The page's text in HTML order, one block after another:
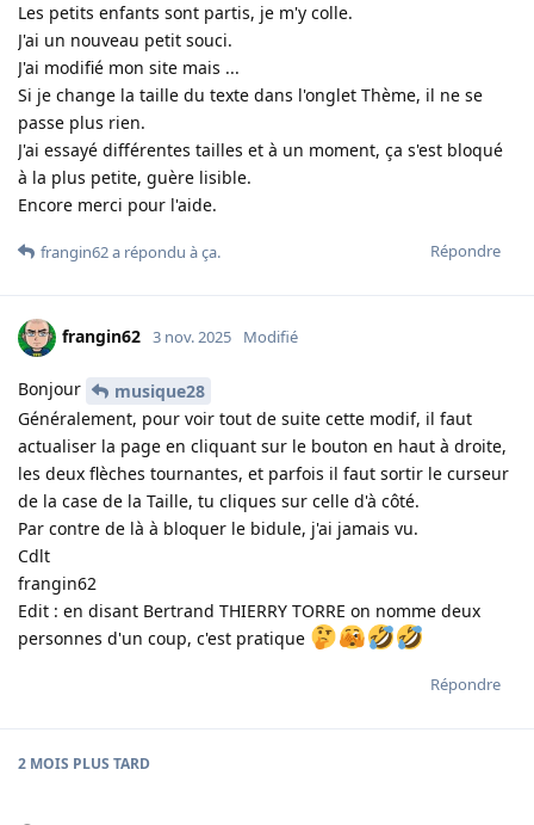
Les petits enfants sont partis, je m'y colle.
J'ai un nouveau petit souci.
J'ai modifié mon site mais ...
Si je change la taille du texte dans l'onglet Thème, il ne se
passe plus rien.
J'ai essayé différentes tailles et à un moment, ça s'est bloqué
à la plus petite, guère lisible.
Encore merci pour l'aide.
Répondre
frangin62a répondu à ça.
frangin62 3 nov. 2025 Modifié
Bonjour
musique28
Généralement, pour voir tout de suite cette modif, il faut
actualiser la page en cliquant sur le bouton en haut à droite,
les deux flèches tournantes, et parfois il faut sortir le curseur
de la case de la Taille, tu cliques sur celle d'à côté.
Par contre de là à bloquer le bidule, j'ai jamais vu.
Cdlt
frangin62
Edit : en disant Bertrand THIERRY TORRE on nomme deux
personnes d'un coup, c'est pratique
Répondre
2 MOIS PLUS TARD